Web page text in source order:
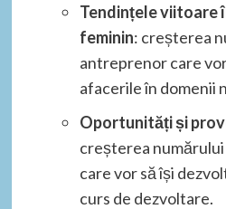
Tendințele viitoare
feminin: creșterea
antreprenor care
afacerile în domenii
Oportunități și
creșterea
care vor să își
curs de dezvoltare.